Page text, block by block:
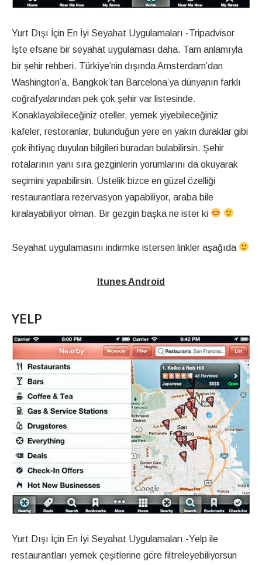
Yurt Dışı İçin En İyi Seyahat Uygulamaları -Tripadvisor
İşte efsane bir seyahat uygulaması daha. Tam anlamıyla
bir şehir rehberi. Türkiye’nin dışında Amsterdam’dan
Washington’a, Bangkok’tan Barcelona’ya dünyanın farklı
coğrafyalarından pek çok şehir var listesinde.
Konaklayabileceğiniz oteller, yemek yiyebileceğiniz
kafeler, restoranlar, bulunduğun yere en yakın duraklar gibi
çok ihtiyaç duyulan bilgileri buradan bulabilirsin. Şehir
rotalarının yanı sıra gezginlerin yorumlarını da okuyarak
seçimini yapabilirsin. Üstelik bizce en güzel özelliği
restaurantlara rezervasyon yapabiliyor, araba bile
kiralayabiliyor olman. Bir gezgin başka ne ister ki
Seyahat uygulamasını indirmke istersen linkler aşağıda
Itunes Android
YELP
Yurt Dışı İçin En İyi Seyahat Uygulamaları -Yelp ile
restaurantları yemek çeşitlerine göre filtreleyebiliyorsun